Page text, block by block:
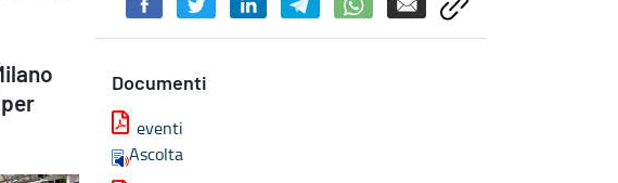
Documenti
eventi
Ascolta